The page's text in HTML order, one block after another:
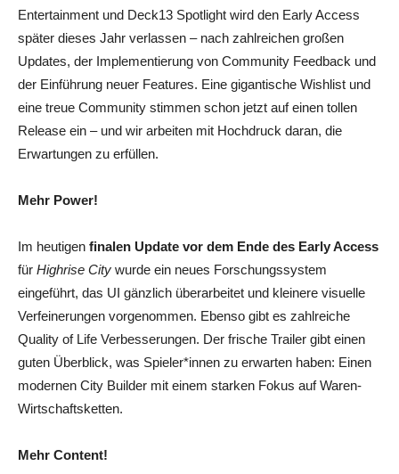
Entertainment und Deck13 Spotlight wird den Early Access
später dieses Jahr verlassen – nach zahlreichen großen
Updates, der Implementierung von Community Feedback und
der Einführung neuer Features. Eine gigantische Wishlist und
eine treue Community stimmen schon jetzt auf einen tollen
Release ein – und wir arbeiten mit Hochdruck daran, die
Erwartungen zu erfüllen.
Mehr Power!
Im heutigen finalen Update vor dem Ende des Early Access
für Highrise City wurde ein neues Forschungssystem
eingeführt, das UI gänzlich überarbeitet und kleinere visuelle
Verfeinerungen vorgenommen. Ebenso gibt es zahlreiche
Quality of Life Verbesserungen. Der frische Trailer gibt einen
guten Überblick, was Spieler*innen zu erwarten haben: Einen
modernen City Builder mit einem starken Fokus auf Waren-
Wirtschaftsketten.
Mehr Content!